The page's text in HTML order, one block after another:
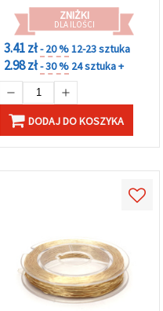
ZNIŻKI
DLA ILOŚCI
3.41 zł- 20 %12-23 sztuka
2.98 zł- 30 % 24 sztuka +
DODAJ DO KOSZYKA